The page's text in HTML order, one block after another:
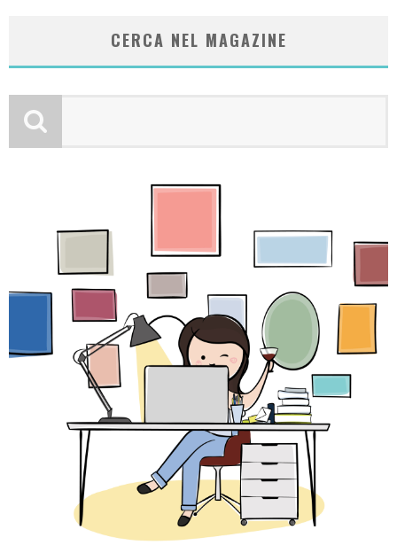
CERCA NEL MAGAZINE